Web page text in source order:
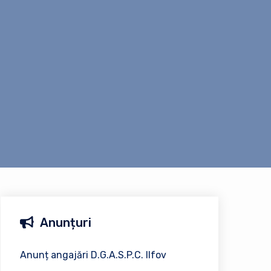
Anunțuri
Anunț angajări D.G.A.S.P.C. Ilfov